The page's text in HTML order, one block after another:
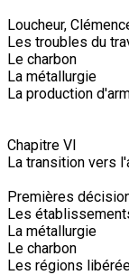
Loucheur,
Les troubles du
Le charbon
La métallurgie
La production
Chapitre VI
La transition vers
Premières
Les
La métallurgie
Le charbon
Les régions